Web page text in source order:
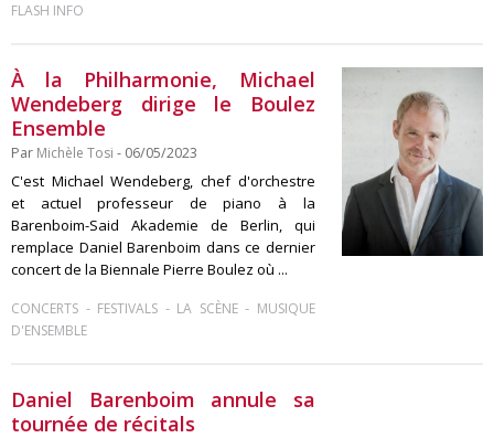
FLASH INFO
À la Philharmonie, Michael
Wendeberg dirige le Boulez
Ensemble
Par Michèle Tosi - 06/05/2023
C'est Michael Wendeberg, chef d'orchestre
et actuel professeur de piano à la
Barenboim-Said Akademie de Berlin, qui
remplace Daniel Barenboim dans ce dernier
concert de la Biennale Pierre Boulez où ...
CONCERTS - FESTIVALS - LA SCÈNE- MUSIQUE
D'ENSEMBLE
Daniel Barenboim annule sa
tournée de récitals